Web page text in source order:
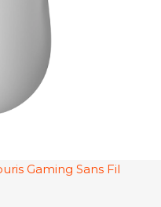
Gaming Sans Fil